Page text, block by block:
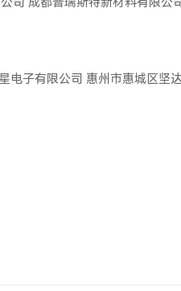
电子有限公司 惠州市惠城区坚